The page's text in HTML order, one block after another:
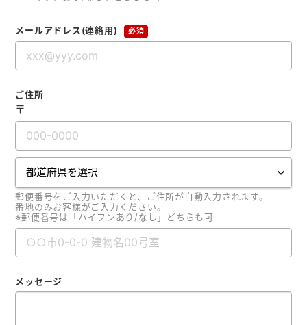
メールアドレス(連絡用) 必須
ご住所
〒
郵便番号をご入力いただくと、ご住所が自動入力されます。
番地のみお客様がご入力ください。
※郵便番号は「ハイフンあり/なし」どちらも可
メッセージ